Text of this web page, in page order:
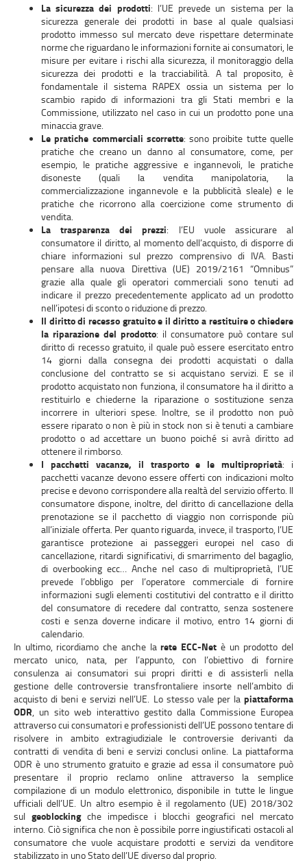
La sicurezza dei prodotti: l’UE prevede un sistema per la
sicurezza generale dei prodotti in base al quale qualsiasi
prodotto immesso sul mercato deve rispettare determinate
norme che riguardano le informazioni fornite ai consumatori, le
misure per evitare i rischi alla sicurezza, il monitoraggio della
sicurezza dei prodotti e la tracciabilità. A tal proposito, è
fondamentale il sistema RAPEX ossia un sistema per lo
scambio rapido di informazioni tra gli Stati membri e la
Commissione, utilizzato nel caso in cui un prodotto pone una
minaccia grave.
Le pratiche commerciali scorrette: sono proibite tutte quelle
pratiche che creano un danno al consumatore, come, per
esempio, le pratiche aggressive e ingannevoli, le pratiche
disoneste (quali la vendita manipolatoria, la
commercializzazione ingannevole e la pubblicità sleale) e le
pratiche che ricorrono alla coercizione come strumento di
vendita.
La trasparenza dei prezzi: l’EU vuole assicurare al
consumatore il diritto, al momento dell’acquisto, di disporre di
chiare informazioni sul prezzo comprensivo di IVA. Basti
pensare alla nuova Direttiva (UE) 2019/2161 “Omnibus”
grazie alla quale gli operatori commerciali sono tenuti ad
indicare il prezzo precedentemente applicato ad un prodotto
nell’ipotesi di sconto o riduzione di prezzo.
Il diritto di recesso gratuito e il diritto a restituire o chiedere
la riparazione del prodotto: il consumatore può contare sul
diritto di recesso gratuito, il quale può essere esercitato entro
14 giorni dalla consegna dei prodotti acquistati o dalla
conclusione del contratto se si acquistano servizi. E se il
prodotto acquistato non funziona, il consumatore ha il diritto a
restituirlo e chiederne la riparazione o sostituzione senza
incorrere in ulteriori spese. Inoltre, se il prodotto non può
essere riparato o non è più in stock non si è tenuti a cambiare
prodotto o ad accettare un buono poiché si avrà diritto ad
ottenere il rimborso.
I pacchetti vacanze, il trasporto e le multiproprietà: i
pacchetti vacanze devono essere offerti con indicazioni molto
precise e devono corrispondere alla realtà del servizio offerto. Il
consumatore dispone, inoltre, del diritto di cancellazione della
prenotazione se il pacchetto di viaggio non corrisponde più
all’iniziale offerta. Per quanto riguarda, invece, il trasporto, l’UE
garantisce protezione ai passeggeri europei nel caso di
cancellazione, ritardi significativi, di smarrimento del bagaglio,
di overbooking ecc… Anche nel caso di multiproprietà, l’UE
prevede l’obbligo per l’operatore commerciale di fornire
informazioni sugli elementi costitutivi del contratto e il diritto
del consumatore di recedere dal contratto, senza sostenere
costi e senza doverne indicare il motivo, entro 14 giorni di
calendario.
In ultimo, ricordiamo che anche larete ECC-Net è un prodotto del
mercato unico, nata, per l’appunto, con l’obiettivo di fornire
consulenza ai consumatori sui propri diritti e di assisterli nella
gestione delle controversie transfrontaliere insorte nell’ambito di
acquisto di beni e servizi nell’UE. Lo stesso vale per la piattaforma
ODR, un sito web interattivo gestito dalla Commissione Europea
attraverso cui consumatori e professionisti dell’UE possono tentare di
risolvere in ambito extragiudiziale le controversie derivanti da
contratti di vendita di beni e servizi conclusi online. La piattaforma
ODR è uno strumento gratuito e grazie ad essa il consumatore può
presentare il proprio reclamo online attraverso la semplice
compilazione di un modulo elettronico, disponibile in tutte le lingue
ufficiali dell’UE. Un altro esempio è il regolamento (UE) 2018/302
sul geoblocking che impedisce i blocchi geografici nel mercato
interno. Ciò significa che non è possibile porre ingiustificati ostacoli al
consumatore che vuole acquistare prodotti e servizi da venditore
stabilizzato in uno Stato dell’UE diverso dal proprio.